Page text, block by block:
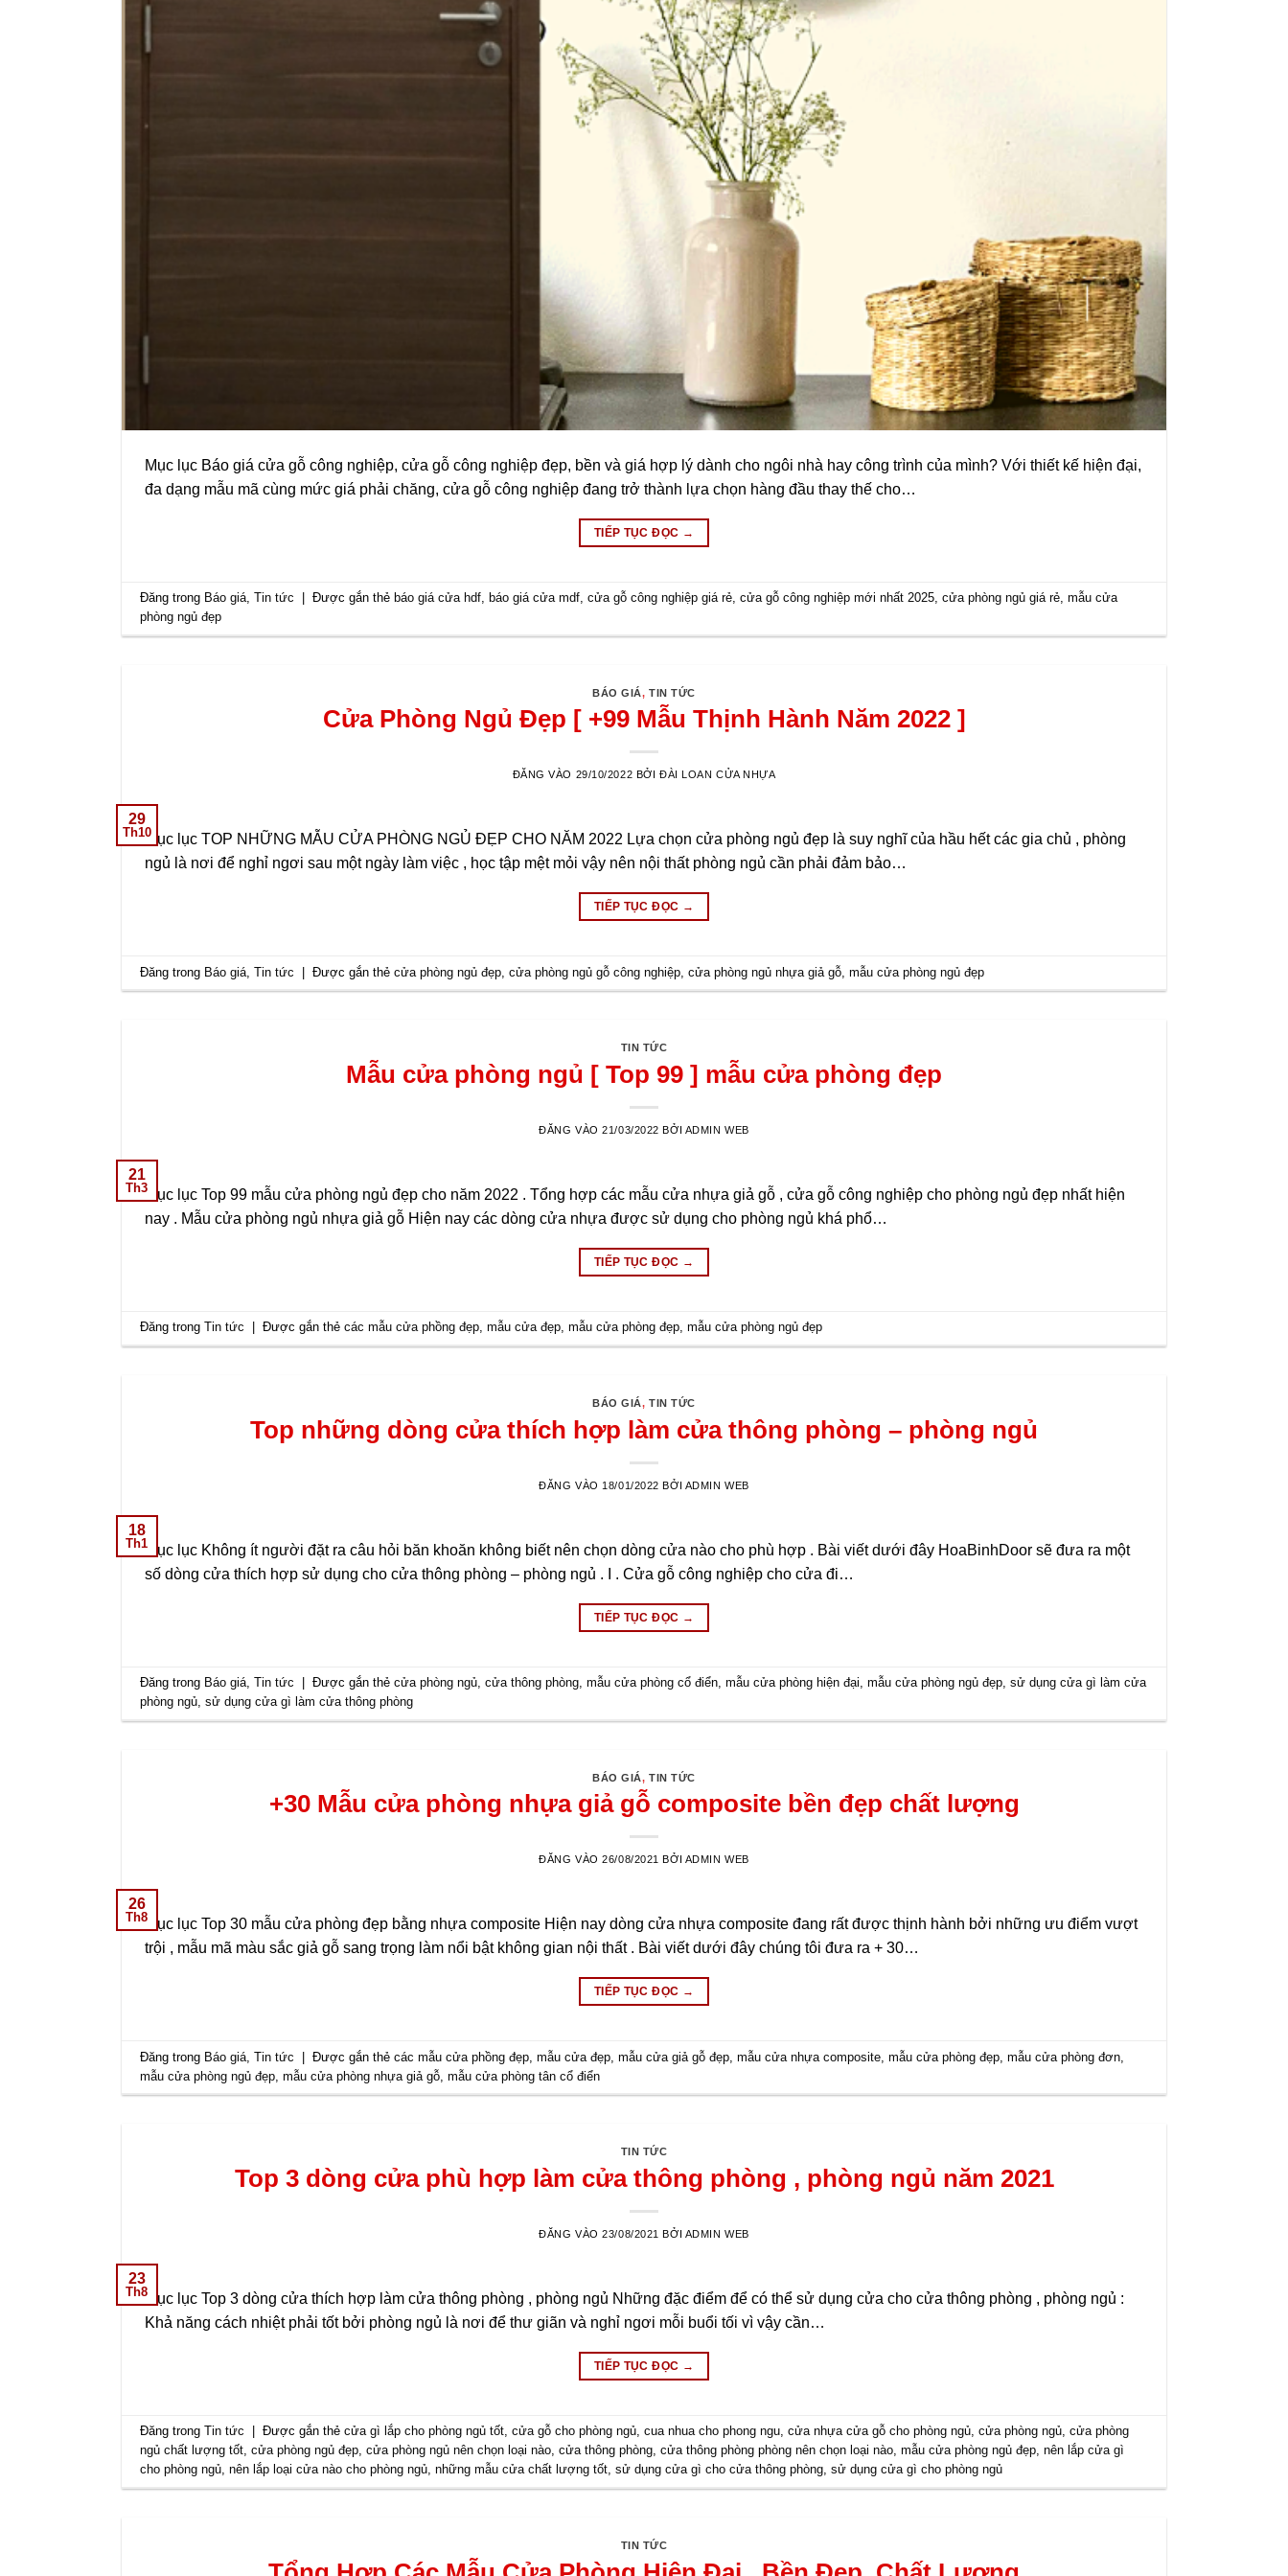
Mục lục Báo giá cửa gỗ công nghiệp, cửa gỗ công nghiệp đẹp, bền và giá hợp lý dành cho ngôi nhà hay công trình của mình? Với thiết kế hiện đại,
đa dạng mẫu mã cùng mức giá phải chăng, cửa gỗ công nghiệp đang trở thành lựa chọn hàng đầu thay thế cho…
TIẾP TỤC ĐỌC →
Đăng trong Báo giá ,Tin tức Được gắn thẻ báo giá cửa hdf báo giá cửa mdf ,cửa gỗ công nghiệp giá rẻ ,cửa gỗ công nghiệp mới nhất 2025 ,cửa phòng ngủ giá rẻ ,mẫu cửa
phòng ngủ đẹp
BÁO GIÁ,TIN TỨC
Cửa Phòng Ngủ Đẹp [ +99 Mẫu Thịnh Hành Năm 2022 ]
ĐĂNG VÀO 29/10/2022 BỞI ĐÀI LOAN CỬA NHỰA
29
Th10Mục lục TOP NHỮNG MẪU CỬA PHÒNG NGỦ ĐẸP CHO NĂM 2022 Lựa chọn cửa phòng ngủ đẹp là suy nghĩ của hầu hết các gia chủ , phòng
ngủ là nơi để nghỉ ngơi sau một ngày làm việc , học tập mệt mỏi vậy nên nội thất phòng ngủ cần phải đảm bảo…
TIẾP TỤC ĐỌC →
Đăng trong Báo giá ,Tin tức | Được gắn thẻcửa phòng ngủ đẹp ,cửa phòng ngủ gỗ công nghiệp ,cửa phòng ngủ nhựa giả gỗ ,mẫu cửa phòng ngủ đẹp
TIN TỨC
Mẫu cửa phòng ngủ [ Top 99 ] mẫu cửa phòng đẹp
ĐĂNG VÀO21/03/2022 BỞI ADMIN WEB
21
Th3Mục lục Top 99 mẫu cửa phòng ngủ đẹp cho năm 2022 . Tổng hợp các mẫu cửa nhựa giả gỗ , cửa gỗ công nghiệp cho phòng ngủ đẹp nhất hiện
nay . Mẫu cửa phòng ngủ nhựa giả gỗ Hiện nay các dòng cửa nhựa được sử dụng cho phòng ngủ khá phổ…
TIẾP TỤC ĐỌC →
Đăng trongTin tức Được gắn thẻcác mẫu cửa phồng đẹp,mẫu cửa đẹp,mẫu cửa phòng đẹp,mẫu cửa phòng ngủ đẹp
BÁO GIÁ,TIN TỨC
Top những dòng cửa thích hợp làm cửa thông phòng – phòng ngủ
ĐĂNG VÀO 18/01/2022 BỞI ADMIN WEB
18
Th1Mục lục Không ít người đặt ra câu hỏi băn khoăn không biết nên chọn dòng cửa nào cho phù hợp . Bài viết dưới đây HoaBinhDoor sẽ đưa ra một
số dòng cửa thích hợp sử dụng cho cửa thông phòng – phòng ngủ . I . Cửa gỗ công nghiệp cho cửa đi…
TIẾP TỤC ĐỌC →
Đăng trong Báo giá ,Tin tức Được gắn thẻcửa phòng ngủ ,cửa thông phòng ,mẫu cửa phòng cổ điển ,mẫu cửa phòng hiện đại ,mẫu cửa phòng ngủ đẹp ,sử dụng cửa gì làm cửa
phòng ngủ ,sử dụng cửa gì làm cửa thông phòng
BÁO GIÁ,TIN TỨC
+30 Mẫu cửa phòng nhựa giả gỗ composite bền đẹp chất lượng
ĐĂNG VÀO26/08/2021 BỞI ADMIN WEB
26
Th8Mục lục Top 30 mẫu cửa phòng đẹp bằng nhựa composite Hiện nay dòng cửa nhựa composite đang rất được thịnh hành bởi những ưu điểm vượt
trội , mẫu mã màu sắc giả gỗ sang trọng làm nổi bật không gian nội thất . Bài viết dưới đây chúng tôi đưa ra + 30…
TIẾP TỤC ĐỌC →
Đăng trong Báo giá ,Tin tức | Được gắn thẻcác mẫu cửa phồng đẹp ,mẫu cửa đẹp ,mẫu cửa giả gỗ đẹp ,mẫu cửa nhựa composite ,mẫu cửa phòng đẹp ,mẫu cửa phòng đơn
mẫu cửa phòng ngủ đẹp ,mẫu cửa phòng nhựa giả gỗ ,mẫu cửa phòng tân cổ điển
TIN TỨC
Top 3 dòng cửa phù hợp làm cửa thông phòng , phòng ngủ năm 2021
ĐĂNG VÀO23/08/2021 BỞI ADMIN WEB
23
Th8Mục lục Top 3 dòng cửa thích hợp làm cửa thông phòng , phòng ngủ Những đặc điểm để có thể sử dụng cửa cho cửa thông phòng , phòng ngủ :
Khả năng cách nhiệt phải tốt bởi phòng ngủ là nơi để thư giãn và nghỉ ngơi mỗi buổi tối vì vậy cần…
TIẾP TỤC ĐỌC →
Đăng trongTin tức Được gắn thẻcửa gì lắp cho phòng ngủ tốt,cửa gỗ cho phòng ngủ,cua nhua cho phong ngu,cửa nhựa cửa gỗ cho phòng ngủ,cửa phòng ngủ,cửa phòng
ngủ chất lượng tốt,cửa phòng ngủ đẹp,cửa phòng ngủ nên chọn loại nào,cửa thông phòng,cửa thông phòng phòng nên chọn loại nào,mẫu cửa phòng ngủ đẹp,nên lắp cửa gì
cho phòng ngủ,nên lắp loại cửa nào cho phòng ngủ,những mẫu cửa chất lượng tốt,sử dụng cửa gì cho cửa thông phòng,sử dụng cửa gì cho phòng ngủ
TIN TỨC